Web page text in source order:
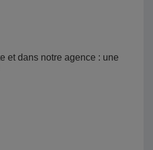
et dans notre agence : une